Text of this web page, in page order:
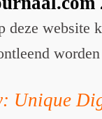
deze website
worden
Unique